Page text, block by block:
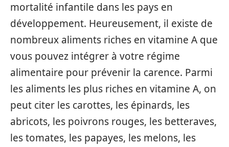
mortalité infantile dans les pays en
développement. Heureusement, il existe de
nombreux aliments riches en vitamine A que
vous pouvez intégrer à votre régime
alimentaire pour prévenir la carence. Parmi
les aliments les plus riches en vitamine A, on
peut citer les carottes, les épinards, les
abricots, les poivrons rouges, les betteraves,
les tomates, les papayes, les melons, les